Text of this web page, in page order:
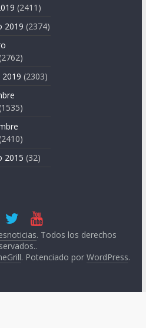
(2411)
2019 (2374)
(2762)
(2303)
(1535)
(2410)
2015 (32)
. Todos los derechos
. Potenciado por WordPress.